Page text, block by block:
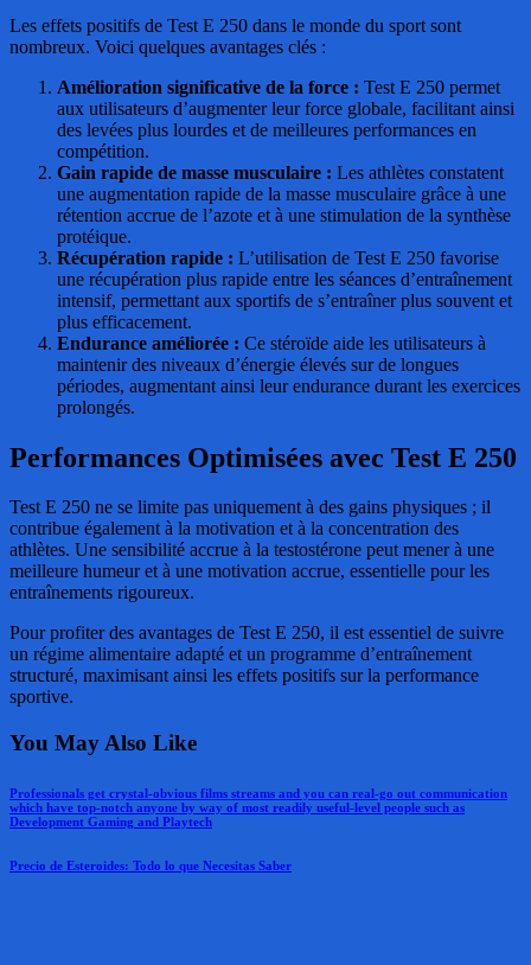
Les effets positifs de Test E 250 dans le monde du sport sont
nombreux. Voici quelques avantages clés :
Amélioration significative de la force : Test E 250 permet
aux utilisateurs d’augmenter leur force globale, facilitant ainsi
des levées plus lourdes et de meilleures performances en
compétition.
Gain rapide de masse musculaire : Les athlètes constatent
une augmentation rapide de la masse musculaire grâce à une
rétention accrue de l’azote et à une stimulation de la synthèse
protéique.
Récupération rapide : L’utilisation de Test E 250 favorise
une récupération plus rapide entre les séances d’entraînement
intensif, permettant aux sportifs de s’entraîner plus souvent et
plus efficacement.
Endurance améliorée : Ce stéroïde aide les utilisateurs à
maintenir des niveaux d’énergie élevés sur de longues
périodes, augmentant ainsi leur endurance durant les exercices
prolongés.
Performances Optimisées avec Test E 250
Test E 250 ne se limite pas uniquement à des gains physiques ; il
contribue également à la motivation et à la concentration des
athlètes. Une sensibilité accrue à la testostérone peut mener à une
meilleure humeur et à une motivation accrue, essentielle pour les
entraînements rigoureux.
Pour profiter des avantages de Test E 250, il est essentiel de suivre
un régime alimentaire adapté et un programme d’entraînement
structuré, maximisant ainsi les effets positifs sur la performance
sportive.
You May Also Like
Professionals get crystal-obvious films streams and you can real-go out communication
which have top-notch anyone by way of most readily useful-level people such as
Development Gaming and Playtech
Precio de Esteroides: Todo lo que Necesitas Saber